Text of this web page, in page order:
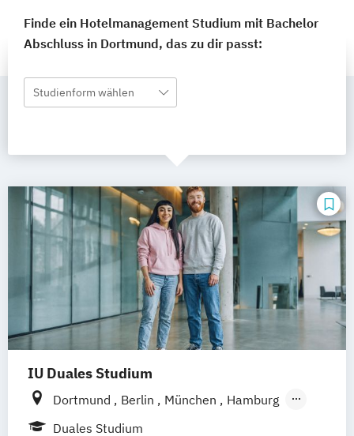
Finde ein Hotelmanagement Studium mit Bachelor
Abschluss in Dortmund, das zu dir passt:
Studienform wählen
IU Duales Studium
Dortmund Berlin München
Hamburg
Frankfurt am Main
Duales Studium